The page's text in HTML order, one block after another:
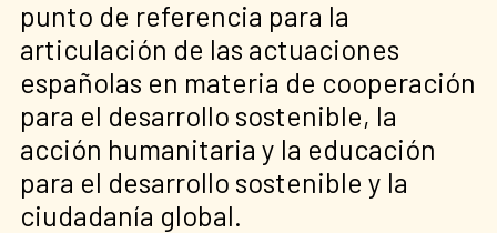
punto de referencia para la
articulación de las actuaciones
españolas en materia de cooperación
para el desarrollo sostenible, la
acción humanitaria y la educación
para el desarrollo sostenible y la
ciudadanía global.